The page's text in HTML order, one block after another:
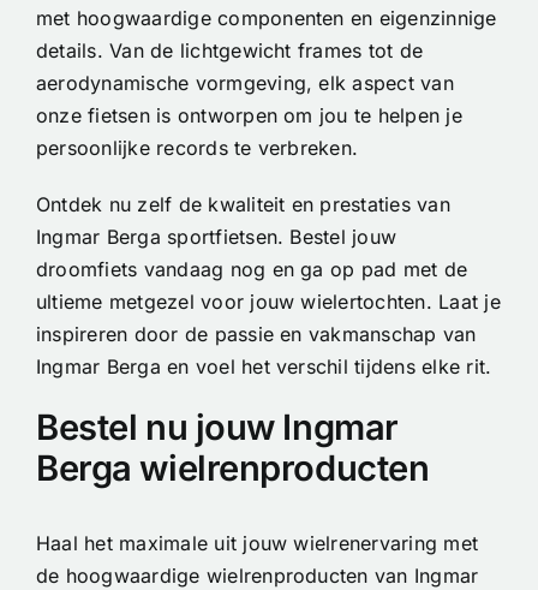
met hoogwaardige componenten en eigenzinnige
details. Van de lichtgewicht frames tot de
aerodynamische vormgeving, elk aspect van
onze fietsen is ontworpen om jou te helpen je
persoonlijke records te verbreken.
Ontdek nu zelf de kwaliteit en prestaties van
Ingmar Berga sportfietsen. Bestel jouw
droomfiets vandaag nog en ga op pad met de
ultieme metgezel voor jouw wielertochten. Laat je
inspireren door de passie en vakmanschap van
Ingmar Berga en voel het verschil tijdens elke rit.
Bestel nu jouw Ingmar
Berga wielrenproducten
Haal het maximale uit jouw wielrenervaring met
de hoogwaardige wielrenproducten van Ingmar